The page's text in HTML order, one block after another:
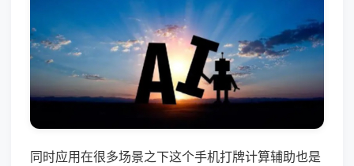
同时应用在很多场景之下这个手机打牌计算辅助也是